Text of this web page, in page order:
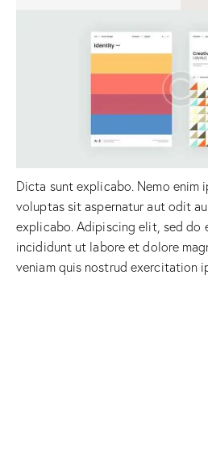
Dicta sunt explicabo. Nemo enim
voluptas sit aspernatur aut odit
explicabo. Adipiscing elit, sed do
incididunt ut labore et dolore
veniam quis nostrud exercitation